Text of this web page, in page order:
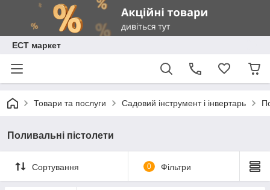
ЕСТ маркет
Товари та послуги Садовий інструмент і інвертарь
Поливальні пістолети
Сортування 0 Фільтри